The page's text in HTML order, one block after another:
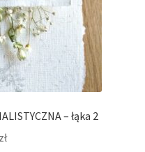
– łąka 2
zł